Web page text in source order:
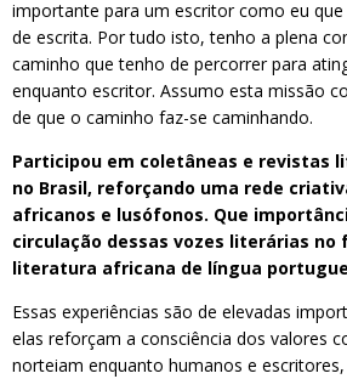
importante para um escritor como eu
de escrita. Por tudo isto, tenho a plena
caminho que tenho de percorrer para
enquanto escritor. Assumo esta missão
de que o caminho faz-se caminhando.
Participou em coletâneas e revistas
no Brasil, reforçando uma rede
africanos e lusófonos. Que
circulação dessas vozes literárias
literatura africana de língua
Essas experiências são de elevadas
elas reforçam a consciência dos valores
norteiam enquanto humanos e